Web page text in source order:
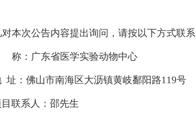
对本次公告内容提出询问，请按以下方式联系
称：广东省医学实验动物中心
址：佛山市南海区大沥镇黄岐鄱阳路119号
联系人：邵先生